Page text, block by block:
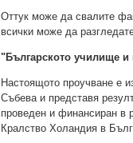
Оттук може да свалите
всички може да
"Българското училище и
Настоящото проучване е
Събева и представя
проведен и финансиран в
Кралство Холандия в